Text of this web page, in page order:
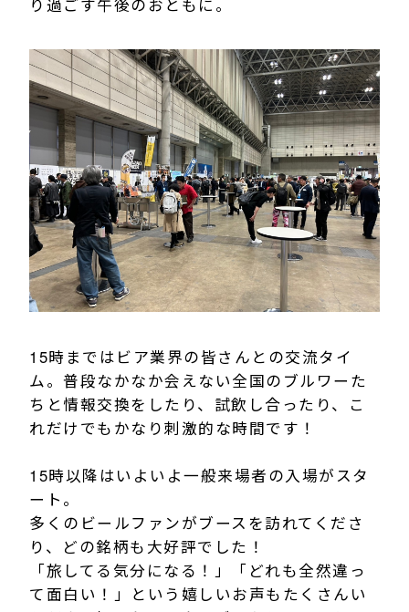
り過ごす午後のおともに。
15時まではビア業界の皆さんとの交流タイ
ム。普段なかなか会えない全国のブルワーた
ちと情報交換をしたり、試飲し合ったり、こ
れだけでもかなり刺激的な時間です！
15時以降はいよいよ一般来場者の入場がスタ
ート。
多くのビールファンがブースを訪れてくださ
り、どの銘柄も大好評でした！
「旅してる気分になる！」「どれも全然違っ
て面白い！」という嬉しいお声もたくさんい